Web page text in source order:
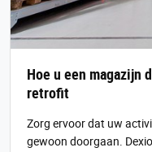
Hoe u een magazijn
retrofit
Zorg ervoor dat uw
gewoon doorgaan.